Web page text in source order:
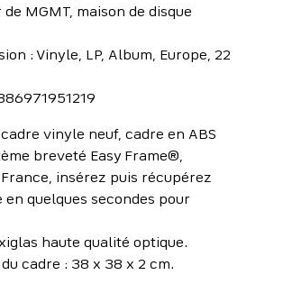
MGMT, maison de disque
: Vinyle, LP, Album, Europe, 22
vinyle neuf, cadre en ABS
breveté Easy Frame®,
insérez puis récupérez
en quelques secondes pour
haute qualité optique.
cadre : 38 x 38 x 2 cm.